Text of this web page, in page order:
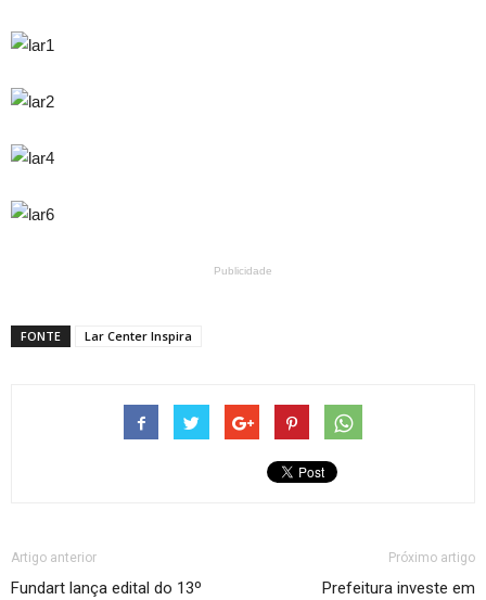
Publicidade
FONTE Lar Center Inspira
Artigo anterior
Fundart lança edital do 13º
Próximo artigo
Prefeitura investe em